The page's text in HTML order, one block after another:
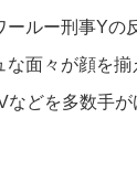
ルー刑事Yの
面々が顔を揃
どを多数手